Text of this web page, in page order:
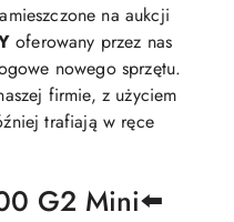
na aukcji
oferowany przez nas
nowego sprzętu.
firmie, z użyciem
trafiają w ręce
G2 Mini⬅️